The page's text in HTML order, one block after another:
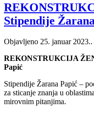
Stipendije
Objavljeno 25. januar 2023.
REKONSTRUKCIJA
Papić
Stipendije Žarana Papić –
za sticanje znanja u
mirovnim pitanjima.